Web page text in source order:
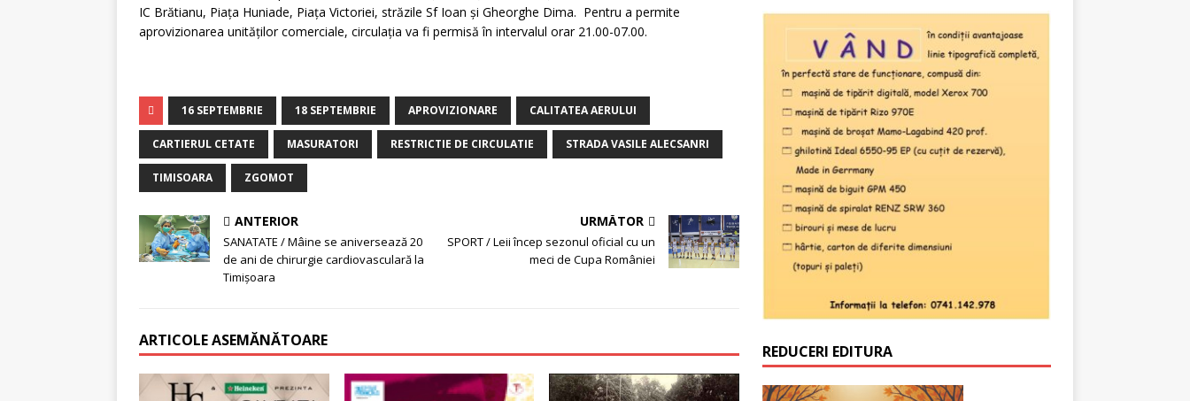
IC Brătianu, Piaţa Huniade, Piaţa Victoriei, străzile Sf Ioan şi Gheorghe Dima. Pentru a permite
aprovizionarea unităţilor comerciale, circulaţia va fi permisă în intervalul orar 21.00-07.00.
16 SEPTEMBRIE 18 SEPTEMBRIE APROVIZIONARE CALITATEA AERULUI
CARTIERUL CETATE MASURATORI RESTRICTIE DE CIRCULATIE STRADA VASILE ALECSANRI
TIMISOARA ZGOMOT
ANTERIOR
SANATATE / Mâine se aniversează 20
de ani de chirurgie cardiovasculară la
Timişoara
URMĂTOR
SPORT / Leii încep sezonul oficial cu un
meci de Cupa României
ARTICOLE ASEMĂNĂTOARE
REDUCERI EDITURA